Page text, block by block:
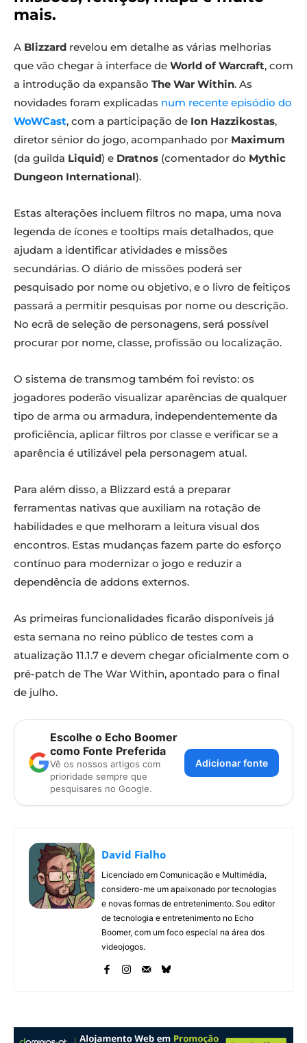
mais.
A Blizzard revelou em detalhe as várias melhorias
que vão chegar à interface de World of Warcraft, com
a introdução da expansão The War Within. As
novidades foram explicadas num recente episódio do
WoWCast, com a participação de Ion Hazzikostas,
diretor sénior do jogo, acompanhado por Maximum
(da guilda Liquid) e Dratnos (comentador do Mythic
Dungeon International).
Estas alterações incluem filtros no mapa, uma nova
legenda de ícones e tooltips mais detalhados, que
ajudam a identificar atividades e missões
secundárias. O diário de missões poderá ser
pesquisado por nome ou objetivo, e o livro de feitiços
passará a permitir pesquisas por nome ou descrição.
No ecrã de seleção de personagens, será possível
procurar por nome, classe, profissão ou localização.
O sistema de transmog também foi revisto: os
jogadores poderão visualizar aparências de qualquer
tipo de arma ou armadura, independentemente da
proficiência, aplicar filtros por classe e verificar se a
aparência é utilizável pela personagem atual.
Para além disso, a Blizzard está a preparar
ferramentas nativas que auxiliam na rotação de
habilidades e que melhoram a leitura visual dos
encontros. Estas mudanças fazem parte do esforço
contínuo para modernizar o jogo e reduzir a
dependência de addons externos.
As primeiras funcionalidades ficarão disponíveis já
esta semana no reino público de testes com a
atualização 11.1.7 e devem chegar oficialmente com o
pré-patch de The War Within, apontado para o final
de julho.
Escolhe o Echo Boomer
como Fonte Preferida
Vê os nossos artigos com
prioridade sempre que
pesquisares no Google.
Adicionar fonte
David Fialho
Licenciado em Comunicação e Multimédia,
considero-me um apaixonado por tecnologias
e novas formas de entretenimento. Sou editor
de tecnologia e entretenimento no Echo
Boomer, com um foco especial na área dos
videojogos.